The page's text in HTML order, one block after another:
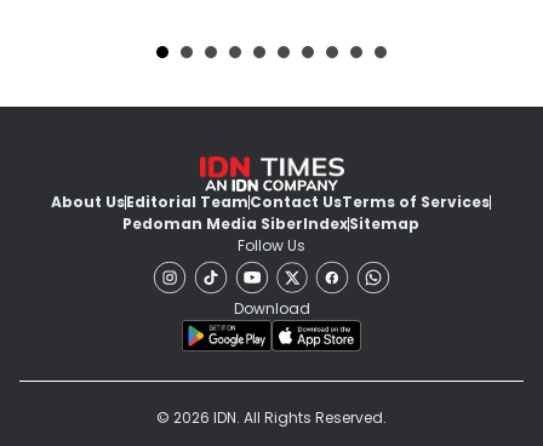
About UsEditorial TeamContact UsTerms of Services
Pedoman Media SiberIndexSitemap
Follow Us
Download
© 2026 IDN. All Rights Reserved.